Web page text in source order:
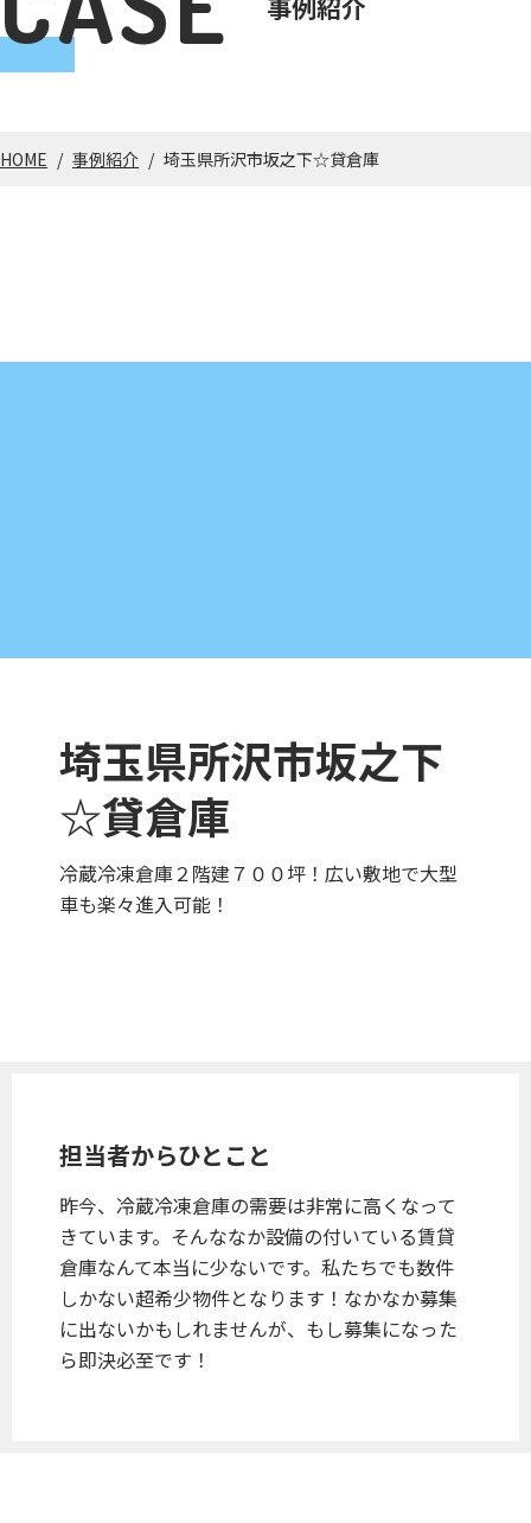
事例紹介
HOME / 事例紹介 / 埼玉県所沢市坂之下☆貸倉庫
埼玉県所沢市坂之下
☆貸倉庫
冷蔵冷凍倉庫２階建７００坪！広い敷地で大型
車も楽々進入可能！
担当者からひとこと
昨今、冷蔵冷凍倉庫の需要は非常に高くなって
きています。そんななか設備の付いている賃貸
倉庫なんて本当に少ないです。私たちでも数件
しかない超希少物件となります！なかなか募集
に出ないかもしれませんが、もし募集になった
ら即決必至です！